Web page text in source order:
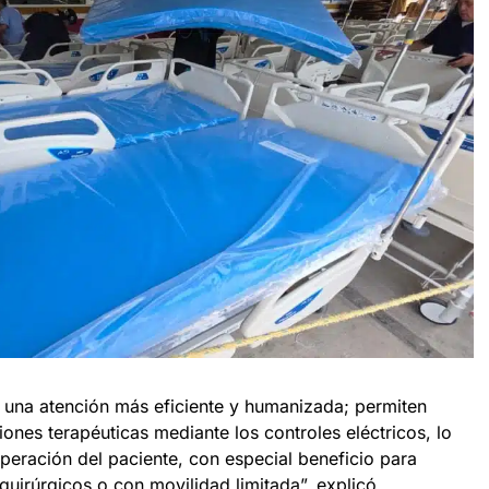
atención más eficiente y humanizada; permiten
terapéuticas mediante los controles eléctricos, lo
del paciente, con especial beneficio para